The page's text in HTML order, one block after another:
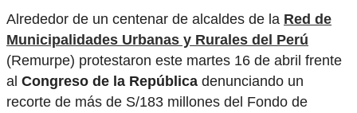
Alrededor de un centenar de alcaldes de la Red de
Municipalidades Urbanas y Rurales del Perú
(Remurpe) protestaron este martes 16 de abril frente
al Congreso de la República denunciando un
recorte de más de S/183 millones del Fondo de